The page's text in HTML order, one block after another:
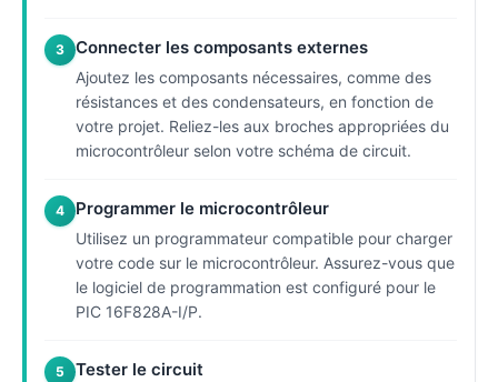
3 Connecter les composants externes
Ajoutez les composants nécessaires, comme des
résistances et des condensateurs, en fonction de
votre projet. Reliez-les aux broches appropriées du
microcontrôleur selon votre schéma de circuit.
4 Programmer le microcontrôleur
Utilisez un programmateur compatible pour charger
votre code sur le microcontrôleur. Assurez-vous que
le logiciel de programmation est configuré pour le
PIC 16F828A-I/P.
5 Tester le circuit